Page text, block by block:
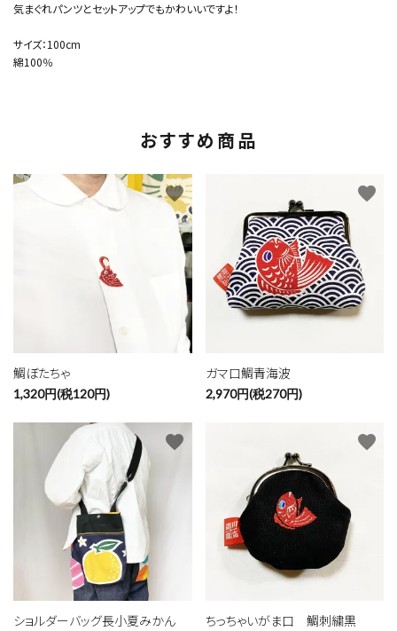
気まぐれパンツとセットアップでもかわいいですよ！
サイズ：100cm
綿100％
おすすめ商品
鯛ぼたちゃ
1,320円(税120円)
favorite
ガマ口鯛青海波
2,970円(税270円)
favorite
ショルダーバッグ長小夏みかん
favorite
ちっちゃいがま口 鯛刺繍黒
favorite